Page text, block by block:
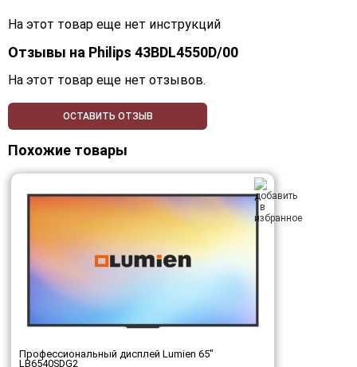
На этот товар еще нет инструкций
Отзывы на Philips 43BDL4550D/00
На этот товар еще нет отзывов.
ОСТАВИТЬ ОТЗЫВ
Похожие товары
Профессиональный дисплей Lumien 65"
LB6540SDG2